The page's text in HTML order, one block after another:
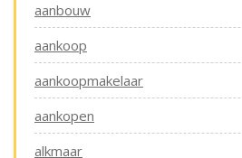
aanbouw
aankoop
aankoopmakelaar
aankopen
alkmaar